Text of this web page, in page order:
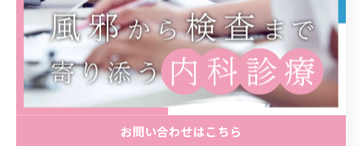
カテゴリー Categories
全てのカテゴリー
プラセンタ注射
お問い合わせはこちら